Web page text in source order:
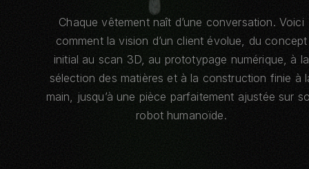
Chaque vêtement naît d’une conversation. Voici
comment la vision d’un client évolue, du concept
initial au scan 3D, au prototypage numérique, à la
sélection des matières et à la construction finie à
main, jusqu’à une pièce parfaitement ajustée sur
robot humanoïde.